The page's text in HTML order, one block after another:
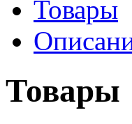
Товары
Товары